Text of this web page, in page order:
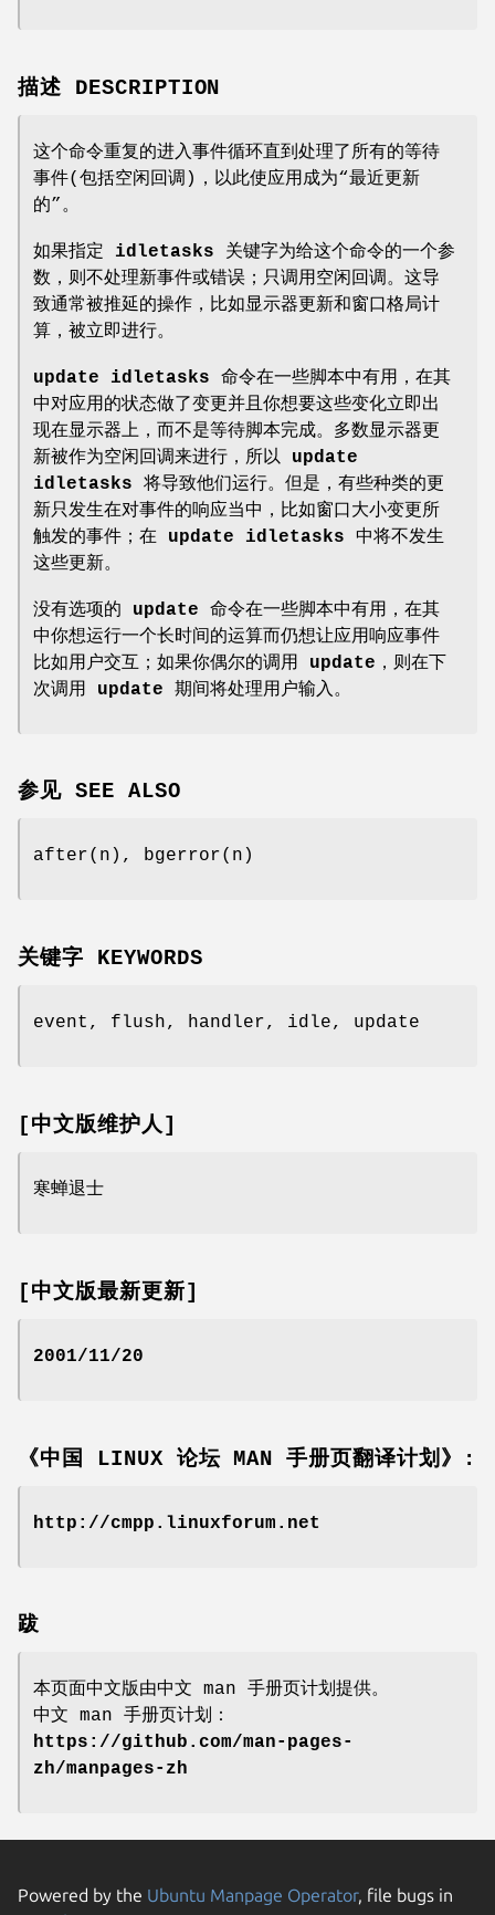
描述 DESCRIPTION
这个命令重复的进入事件循环直到处理了所有的等待
事件(包括空闲回调)，以此使应用成为“最近更新
的”。
如果指定 idletasks 关键字为给这个命令的一个参
数，则不处理新事件或错误；只调用空闲回调。这导
致通常被推延的操作，比如显示器更新和窗口格局计
算，被立即进行。
update idletasks 命令在一些脚本中有用，在其
中对应用的状态做了变更并且你想要这些变化立即出
现在显示器上，而不是等待脚本完成。多数显示器更
新被作为空闲回调来进行，所以 update
idletasks 将导致他们运行。但是，有些种类的更
新只发生在对事件的响应当中，比如窗口大小变更所
触发的事件；在 update idletasks 中将不发生
这些更新。
没有选项的 update 命令在一些脚本中有用，在其
中你想运行一个长时间的运算而仍想让应用响应事件
比如用户交互；如果你偶尔的调用 update ，则在下
次调用 update 期间将处理用户输入。
参见 SEE ALSO
after(n), bgerror(n)
关键字 KEYWORDS
event, flush, handler, idle, update
[中文版维护人]
寒蝉退士
[中文版最新更新]
2001/11/20
《中国 LINUX 论坛 MAN 手册页翻译计划》:
http://cmpp.linuxforum.net
跋
本页面中文版由中文 man 手册页计划提供。
中文 man 手册页计划：
https://github.com/man-pages-
zh/manpages-zh
Powered by the Ubuntu Manpage Operator, file bugs in